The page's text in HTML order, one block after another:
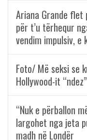
Ariana Grande
për t’u tërhequr
vendim impulsiv, e
Foto/ Më seksi se
Hollywood-it
“Nuk e përballon
largohet nga jeta
madh në Londër